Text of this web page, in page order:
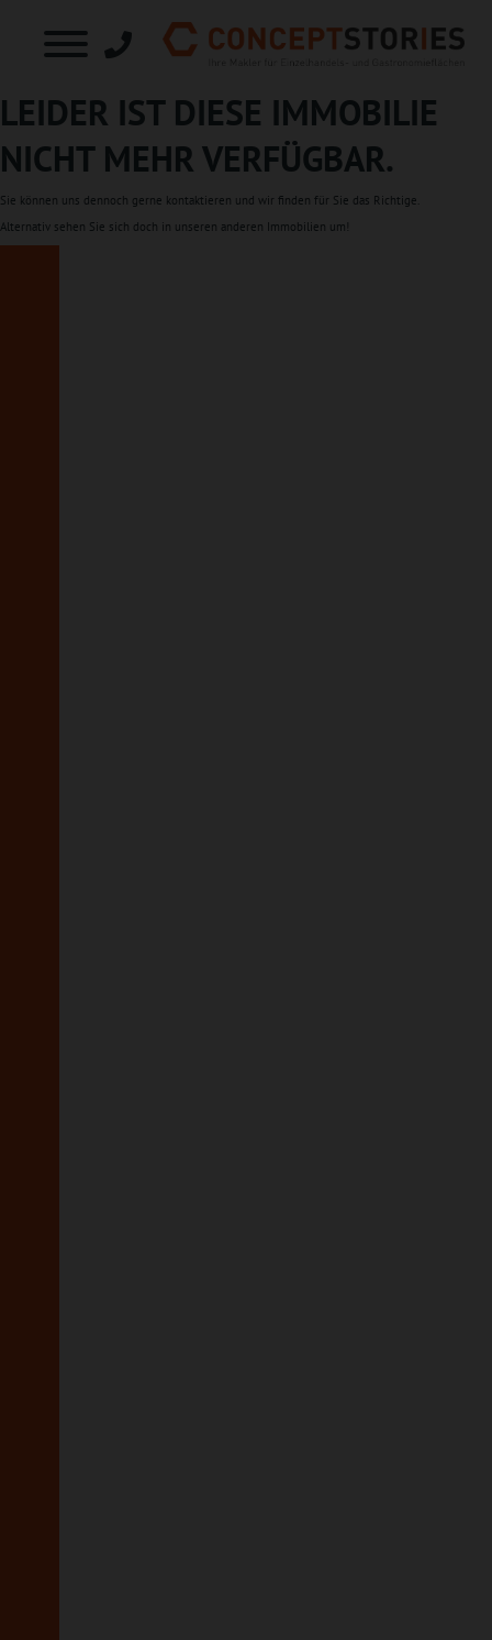
LEIDER IST DIESE IMMOBILIE
NICHT MEHR VERFÜGBAR.
Sie können uns dennoch gerne kontaktieren und wir finden für Sie das Richtige.
Alternativ sehen Sie sich doch in unseren anderen Immobilien um!